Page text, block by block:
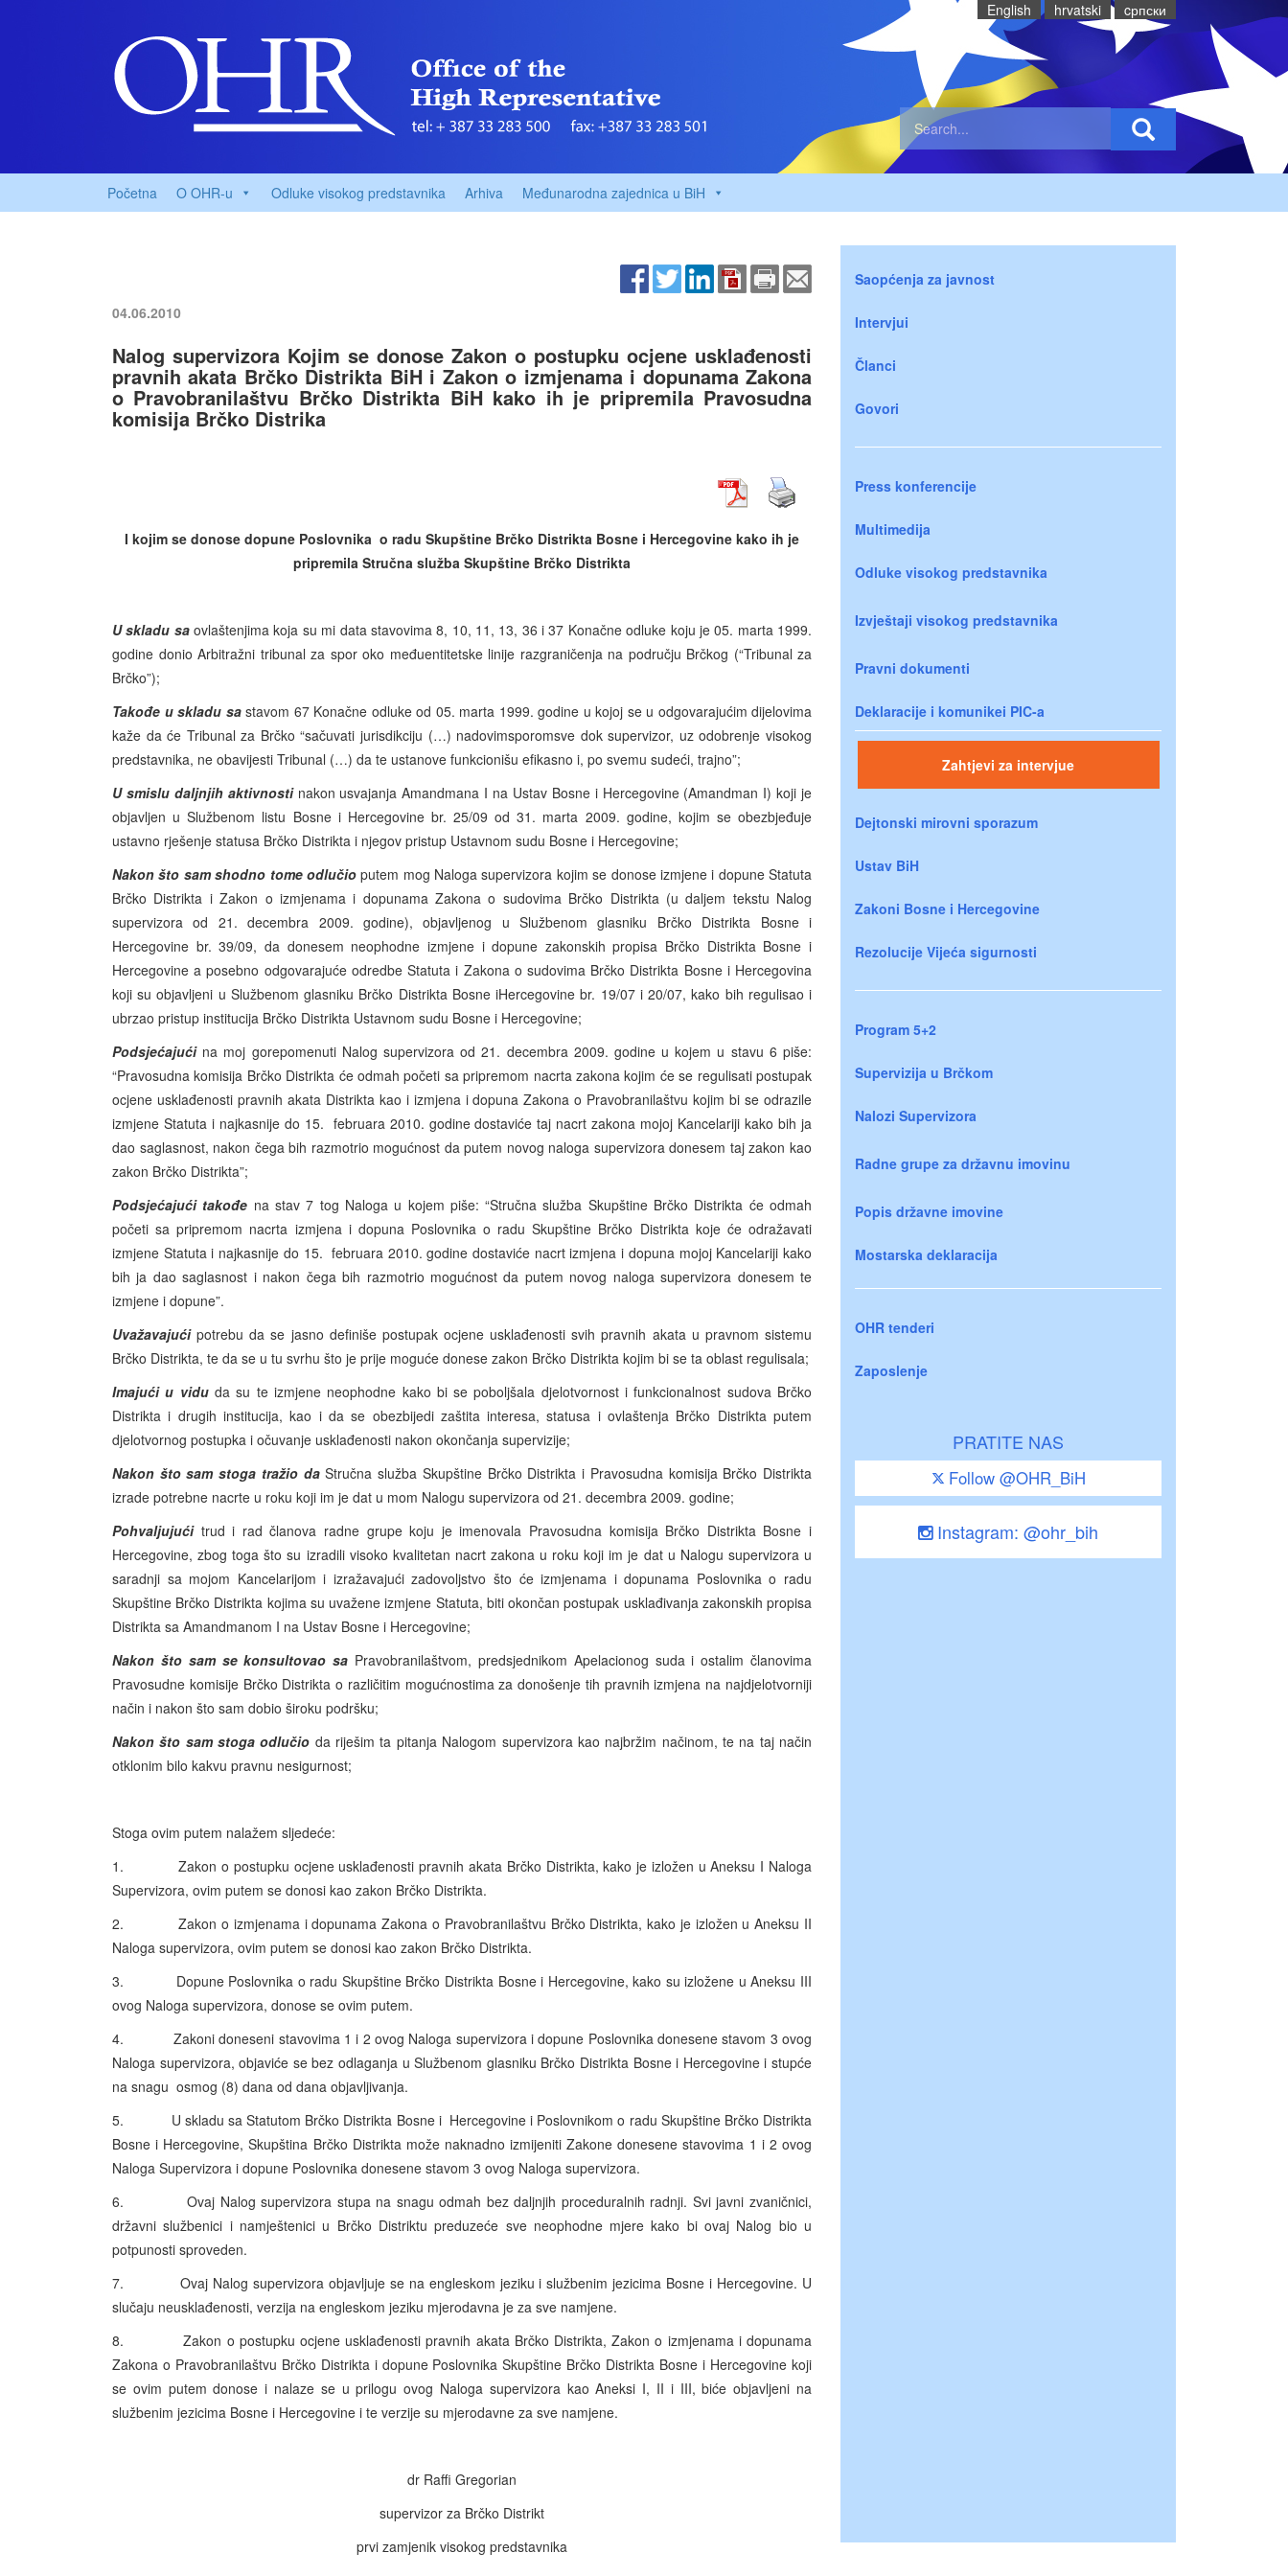
English hrvatski cрпски
Početna O OHR-u Odluke visokog predstavnika Arhiva Međunarodna zajednica u BiH
04.06.2010
Nalog supervizora Kojim se donose Zakon o postupku ocjene usklađenosti
pravnih akata Brčko Distrikta BiH i Zakon o izmjenama i dopunama Zakona
o Pravobranilaštvu Brčko Distrikta BiH kako ih je pripremila Pravosudna
komisija Brčko Distrika
I kojim se donose dopune Poslovnika o radu Skupštine Brčko Distrikta Bosne i Hercegovine kako ih je
pripremila Stručna služba Skupštine Brčko Distrikta
U skladu saovlaštenjima koja su mi data stavovima 8, 10, 11, 13, 36 i 37 Konačne odluke koju je 05. marta 1999.
godine donio Arbitražni tribunal za spor oko međuentitetske linije razgraničenja na području Brčkog (“Tribunal za
Brčko”);
Takođe u skladu sa stavom 67 Konačne odluke od 05. marta 1999. godine u kojoj se u odgovarajućim dijelovima
kaže da će Tribunal za Brčko “sačuvati jurisdikciju (…) nadovimsporomsve dok supervizor, uz odobrenje visokog
predstavnika, ne obavijesti Tribunal (…) da te ustanove funkcionišu efikasno i, po svemu sudeći, trajno”;
U smislu daljnjih aktivnostinakon usvajanja Amandmana I na Ustav Bosne i Hercegovine (Amandman I) koji je
objavljen u Službenom listu Bosne i Hercegovine br. 25/09 od 31. marta 2009. godine, kojim se obezbjeđuje
ustavno rješenje statusa Brčko Distrikta i njegov pristup Ustavnom sudu Bosne i Hercegovine;
Nakon što sam shodno tome odlučioputem mog Naloga supervizora kojim se donose izmjene i dopune Statuta
Brčko Distrikta i Zakon o izmjenama i dopunama Zakona o sudovima Brčko Distrikta (u daljem tekstu Nalog
supervizora od 21. decembra 2009. godine), objavljenog u Službenom glasniku Brčko Distrikta Bosne i
Hercegovine br. 39/09, da donesem neophodne izmjene i dopune zakonskih propisa Brčko Distrikta Bosne i
Hercegovine a posebno odgovarajuće odredbe Statuta i Zakona o sudovima Brčko Distrikta Bosne i Hercegovina
koji su objavljeni u Službenom glasniku Brčko Distrikta Bosne iHercegovine br. 19/07 i 20/07, kako bih regulisao i
ubrzao pristup institucija Brčko Distrikta Ustavnom sudu Bosne i Hercegovine;
Podsjećajućina moj gorepomenuti Nalog supervizora od 21. decembra 2009. godine u kojem u stavu 6 piše:
“Pravosudna komisija Brčko Distrikta će odmah početi sa pripremom nacrta zakona kojim će se regulisati postupak
ocjene usklađenosti pravnih akata Distrikta kao i izmjena i dopuna Zakona o Pravobranilaštvu kojim bi se odrazile
izmjene Statuta i najkasnije do 15. februara 2010. godine dostaviće taj nacrt zakona mojoj Kancelariji kako bih ja
dao saglasnost, nakon čega bih razmotrio mogućnost da putem novog naloga supervizora donesem taj zakon kao
zakon Brčko Distrikta”;
Podsjećajući takođe na stav 7 tog Naloga u kojem piše: “Stručna služba Skupštine Brčko Distrikta će odmah
početi sa pripremom nacrta izmjena i dopuna Poslovnika o radu Skupštine Brčko Distrikta koje će odražavati
izmjene Statuta i najkasnije do 15. februara 2010. godine dostaviće nacrt izmjena i dopuna mojoj Kancelariji kako
bih ja dao saglasnost i nakon čega bih razmotrio mogućnost da putem novog naloga supervizora donesem te
izmjene i dopune”.
Uvažavajućipotrebu da se jasno definiše postupak ocjene usklađenosti svih pravnih akata u pravnom sistemu
Brčko Distrikta, te da se u tu svrhu što je prije moguće donese zakon Brčko Distrikta kojim bi se ta oblast regulisala;
Imajući u vidu da su te izmjene neophodne kako bi se poboljšala djelotvornost i funkcionalnost sudova Brčko
Distrikta i drugih institucija, kao i da se obezbijedi zaštita interesa, statusa i ovlaštenja Brčko Distrikta putem
djelotvornog postupka i očuvanje usklađenosti nakon okončanja supervizije;
Nakon što sam stoga tražio daStručna služba Skupštine Brčko Distrikta i Pravosudna komisija Brčko Distrikta
izrade potrebne nacrte u roku koji im je dat u mom Nalogu supervizora od 21. decembra 2009. godine;
Pohvaljujućitrud i rad članova radne grupe koju je imenovala Pravosudna komisija Brčko Distrikta Bosne i
Hercegovine, zbog toga što su izradili visoko kvalitetan nacrt zakona u roku koji im je dat u Nalogu supervizora u
saradnji sa mojom Kancelarijom i izražavajući zadovoljstvo što će izmjenama i dopunama Poslovnika o radu
Skupštine Brčko Distrikta kojima su uvažene izmjene Statuta, biti okončan postupak usklađivanja zakonskih propisa
Distrikta sa Amandmanom I na Ustav Bosne i Hercegovine;
Nakon što sam se konsultovao sa Pravobranilaštvom, predsjednikom Apelacionog suda i ostalim članovima
Pravosudne komisije Brčko Distrikta o različitim mogućnostima za donošenje tih pravnih izmjena na najdjelotvorniji
način i nakon što sam dobio široku podršku;
Nakon što sam stoga odlučio da riješim ta pitanja Nalogom supervizora kao najbržim načinom, te na taj način
otklonim bilo kakvu pravnu nesigurnost;
Stoga ovim putem nalažem sljedeće:
1. Zakon o postupku ocjene usklađenosti pravnih akata Brčko Distrikta, kako je izložen u Aneksu I Naloga
Supervizora, ovim putem se donosi kao zakon Brčko Distrikta.
2. Zakon o izmjenama i dopunama Zakona o Pravobranilaštvu Brčko Distrikta, kako je izložen u Aneksu II
Naloga supervizora, ovim putem se donosi kao zakon Brčko Distrikta.
3. Dopune Poslovnika o radu Skupštine Brčko Distrikta Bosne i Hercegovine, kako su izložene u Aneksu III
ovog Naloga supervizora, donose se ovim putem.
4. Zakoni doneseni stavovima 1 i 2 ovog Naloga supervizora i dopune Poslovnika donesene stavom 3 ovog
Naloga supervizora, objaviće se bez odlaganja u Službenom glasniku Brčko Distrikta Bosne i Hercegovine i stupće
na snagu osmog (8) dana od dana objavljivanja.
5. U skladu sa Statutom Brčko Distrikta Bosne i Hercegovine i Poslovnikom o radu Skupštine Brčko Distrikta
Bosne i Hercegovine, Skupština Brčko Distrikta može naknadno izmijeniti Zakone donesene stavovima 1 i 2 ovog
Naloga Supervizora i dopune Poslovnika donesene stavom 3 ovog Naloga supervizora.
6. Ovaj Nalog supervizora stupa na snagu odmah bez daljnjih proceduralnih radnji. Svi javni zvaničnici,
državni službenici i namještenici u Brčko Distriktu preduzeće sve neophodne mjere kako bi ovaj Nalog bio u
potpunosti sproveden.
7. Ovaj Nalog supervizora objavljuje se na engleskom jeziku i službenim jezicima Bosne i Hercegovine. U
slučaju neusklađenosti, verzija na engleskom jeziku mjerodavna je za sve namjene.
8. Zakon o postupku ocjene usklađenosti pravnih akata Brčko Distrikta, Zakon o izmjenama i dopunama
Zakona o Pravobranilaštvu Brčko Distrikta i dopune Poslovnika Skupštine Brčko Distrikta Bosne i Hercegovine koji
se ovim putem donose i nalaze se u prilogu ovog Naloga supervizora kao Aneksi I, II i III, biće objavljeni na
službenim jezicima Bosne i Hercegovine i te verzije su mjerodavne za sve namjene.
dr Raffi Gregorian
supervizor za Brčko Distrikt
prvi zamjenik visokog predstavnika
Saopćenja za javnost
Intervjui
Članci
Govori
Press konferencije
Multimedija
Odluke visokog predstavnika
Izvještaji visokog predstavnika
Pravni dokumenti
Deklaracije i komunikei PIC-a
Zahtjevi za intervjue
Dejtonski mirovni sporazum
Ustav BiH
Zakoni Bosne i Hercegovine
Rezolucije Vijeća sigurnosti
Program 5+2
Supervizija u Brčkom
Nalozi Supervizora
Radne grupe za državnu imovinu
Popis državne imovine
Mostarska deklaracija
OHR tenderi
Zaposlenje
PRATITE NAS
Follow @OHR_BiH
Instagram: @ohr_bih